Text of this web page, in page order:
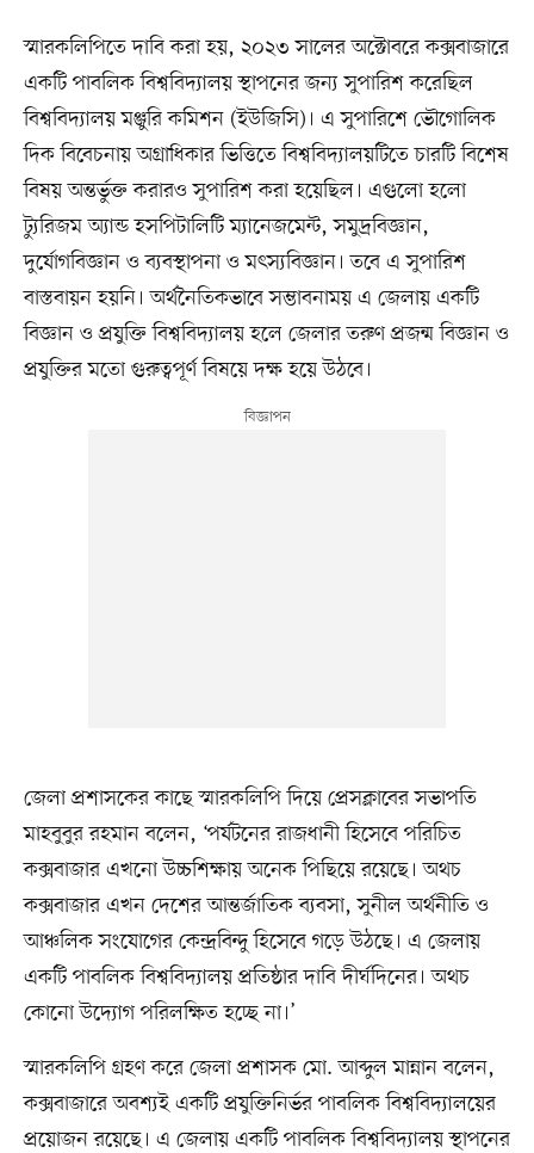
স্মারকলিপিতে দাবি করা হয়, ২০২৩ সালের অক্টোবরে কক্সবাজারে
একটি পাবলিক বিশ্ববিদ্যালয় স্থাপনের জন্য সুপারিশ করেছিল
বিশ্ববিদ্যালয় মঞ্জুরি কমিশন (ইউজিসি)। এ সুপারিশে ভৌগোলিক
দিক বিবেচনায় অগ্রাধিকার ভিত্তিতে বিশ্ববিদ্যালয়টিতে চারটি বিশেষ
বিষয় অন্তর্ভুক্ত করারও সুপারিশ করা হয়েছিল। এগুলো হলো
ট্যুরিজম অ্যান্ড হসপিটালিটি ম্যানেজমেন্ট, সমুদ্রবিজ্ঞান,
দুর্যোগবিজ্ঞান ও ব্যবস্থাপনা ও মৎস্যবিজ্ঞান। তবে এ সুপারিশ
বাস্তবায়ন হয়নি। অর্থনৈতিকভাবে সম্ভাবনাময় এ জেলায় একটি
বিজ্ঞান ও প্রযুক্তি বিশ্ববিদ্যালয় হলে জেলার তরুণ প্রজন্ম বিজ্ঞান ও
প্রযুক্তির মতো গুরুত্বপূর্ণ বিষয়ে দক্ষ হয়ে উঠবে।
জেলা প্রশাসকের কাছে স্মারকলিপি দিয়ে প্রেসক্লাবের সভাপতি
মাহবুবুর রহমান বলেন, ‘পর্যটনের রাজধানী হিসেবে পরিচিত
কক্সবাজার এখনো উচ্চশিক্ষায় অনেক পিছিয়ে রয়েছে। অথচ
কক্সবাজার এখন দেশের আন্তর্জাতিক ব্যবসা, সুনীল অর্থনীতি ও
আঞ্চলিক সংযোগের কেন্দ্রবিন্দু হিসেবে গড়ে উঠছে। এ জেলায়
একটি পাবলিক বিশ্ববিদ্যালয় প্রতিষ্ঠার দাবি দীর্ঘদিনের। অথচ
কোনো উদ্যোগ পরিলক্ষিত হচ্ছে না।’
স্মারকলিপি গ্রহণ করে জেলা প্রশাসক মো. আব্দুল মান্নান বলেন,
কক্সবাজারে অবশ্যই একটি প্রযুক্তিনির্ভর পাবলিক বিশ্ববিদ্যালয়ের
প্রয়োজন রয়েছে। এ জেলায় একটি পাবলিক বিশ্ববিদ্যালয় স্থাপনের